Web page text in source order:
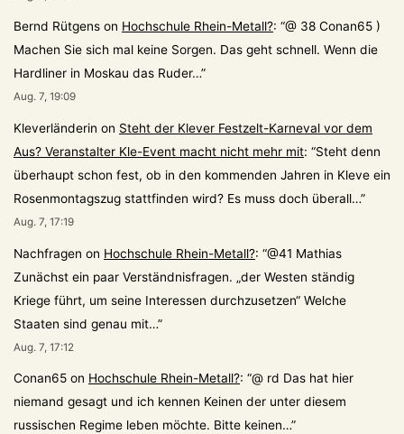
Bernd Rütgens on Hochschule Rhein-Metall?: “@ 38 Conan65 )
Machen Sie sich mal keine Sorgen. Das geht schnell. Wenn die
Hardliner in Moskau das Ruder…”
Aug. 7, 19:09
Kleverländerin on Steht der Klever Festzelt-Karneval vor dem
Aus? Veranstalter Kle-Event macht nicht mehr mit: “Steht denn
überhaupt schon fest, ob in den kommenden Jahren in Kleve ein
Rosenmontagszug stattfinden wird? Es muss doch überall…”
Aug. 7, 17:19
Nachfragen on Hochschule Rhein-Metall?: “@41 Mathias
Zunächst ein paar Verständnisfragen. „der Westen ständig
Kriege führt, um seine Interessen durchzusetzen“ Welche
Staaten sind genau mit…”
Aug. 7, 17:12
Conan65 on Hochschule Rhein-Metall?: “@ rd Das hat hier
niemand gesagt und ich kennen Keinen der unter diesem
russischen Regime leben möchte. Bitte keinen…”